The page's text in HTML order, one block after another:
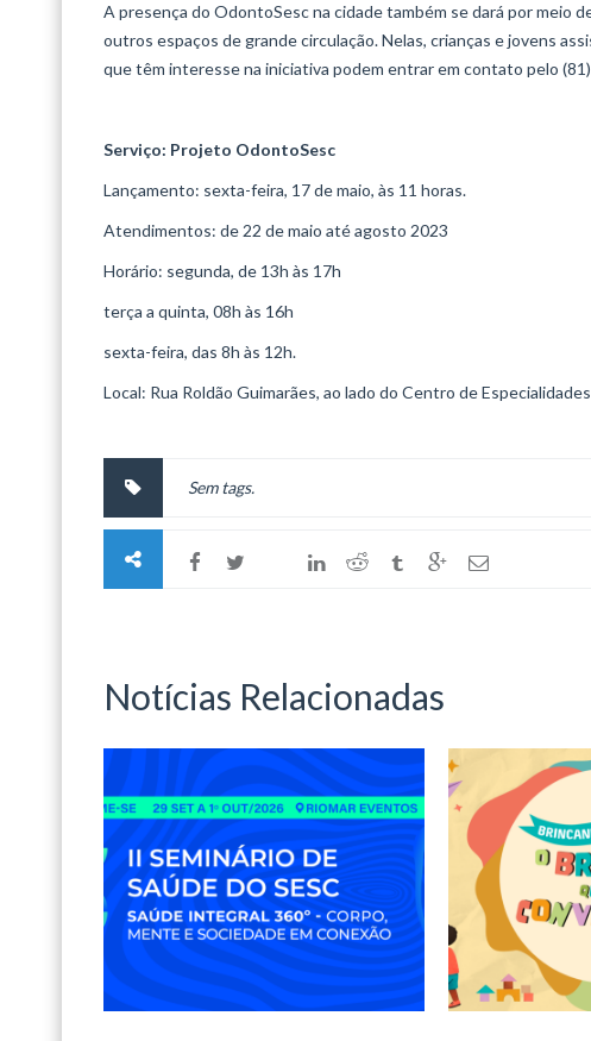
A presença do OdontoSesc na cidade também se dará por meio
outros espaços de grande circulação. Nelas, crianças e jovens
que têm interesse na iniciativa podem entrar em contato pelo
Serviço: Projeto OdontoSesc
Lançamento: sexta-feira, 17 de maio, às 11 horas.
Atendimentos: de 22 de maio até agosto 2023
Horário: segunda, de 13h às 17h
terça a quinta, 08h às 16h
sexta-feira, das 8h às 12h.
Local: Rua Roldão Guimarães, ao lado do Centro de
Sem tags.
Notícias Relacionadas